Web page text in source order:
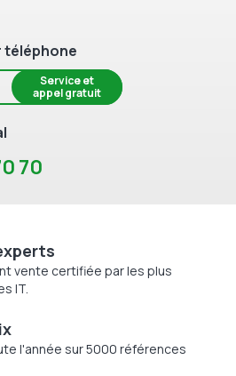
Service et
appel gratuit
70
vente certifiée par les plus
IT.
l'année sur 5000 références